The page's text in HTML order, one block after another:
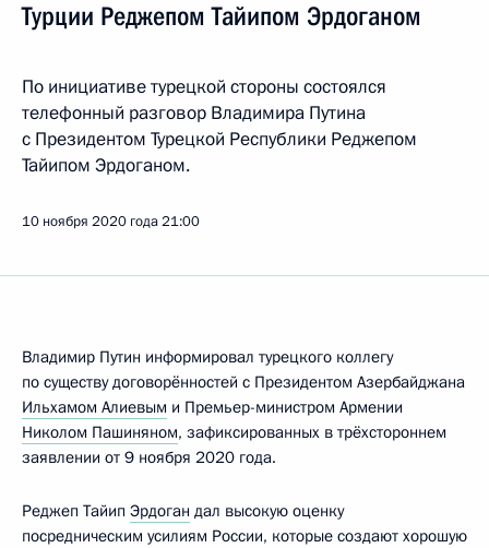
Турции Реджепом Тайипом Эрдоганом
По инициативе турецкой стороны состоялся
телефонный разговор Владимира Путина
с Президентом Турецкой Республики Реджепом
Тайипом Эрдоганом.
10 ноября 2020 года21:00
Владимир Путин информировал турецкого коллегу
по существу договорённостей с Президентом Азербайджана
Ильхамом Алиевым и Премьер-министром Армении
Николом Пашиняном, зафиксированных в трёхстороннем
заявлении от 9 ноября 2020 года.
Реджеп Тайип Эрдоган дал высокую оценку
посредническим усилиям России, которые создают хорошую